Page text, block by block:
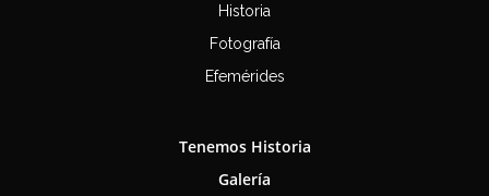
Historia
Fotografía
Efemérides
Tenemos Historia
Galería